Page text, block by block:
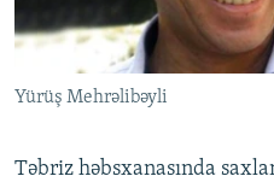
Yürüş Mehrəlibəyli
Təbriz həbsxanasında